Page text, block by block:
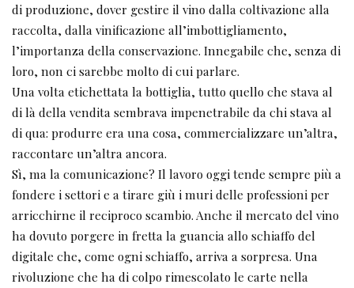
di produzione, dover gestire il vino dalla coltivazione alla
raccolta, dalla vinificazione all’imbottigliamento,
l’importanza della conservazione. Innegabile che, senza di
loro, non ci sarebbe molto di cui parlare.
Una volta etichettata la bottiglia, tutto quello che stava al
di là della vendita sembrava impenetrabile da chi stava al
di qua: produrre era una cosa, commercializzare un’altra,
raccontare un’altra ancora.
Sì, ma la comunicazione? Il lavoro oggi tende sempre più a
fondere i settori e a tirare giù i muri delle professioni per
arricchirne il reciproco scambio. Anche il mercato del vino
ha dovuto porgere in fretta la guancia allo schiaffo del
digitale che, come ogni schiaffo, arriva a sorpresa. Una
rivoluzione che ha di colpo rimescolato le carte nella